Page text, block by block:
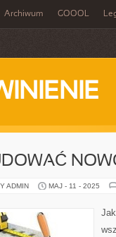
Archiwum GOOOL
ADMIN MAJ - 11 - 2025